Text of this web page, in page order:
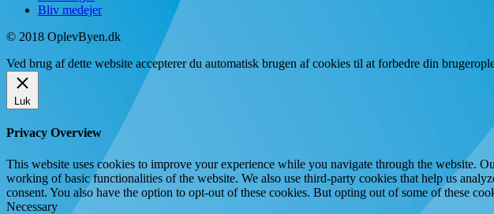
Bliv medejer
© 2018 OplevByen.dk
Ved brug af dette website accepterer du automatisk brugen af cookies til at forbedre din
Luk
Privacy Overview
This website uses cookies to improve your experience while you navigate through the website.
working of basic functionalities of the website. We also use third-party cookies that help us
consent. You also have the option to opt-out of these cookies. But opting out of some of these
Necessary